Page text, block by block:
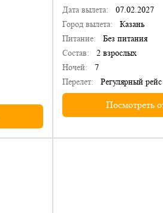
Дата вылета:
07.02.2027
Город вылета:
Казань
Питание:
Без питания
Состав:
2 взрослых
Ночей:
7
Перелет:
Регулярный рейс
Посмотреть